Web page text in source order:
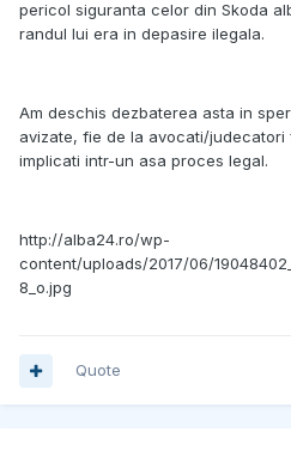
pericol siguranta celor din Skoda
randul lui era in depasire ilegala.
Am deschis dezbaterea asta in
avizate, fie de la avocati/judecatori
implicati intr-un asa proces legal.
http://alba24.ro/wp-
content/uploads/2017/06/
8_o.jpg
Quote